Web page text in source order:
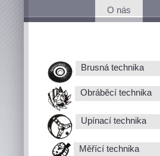
O nás
Brusná technika
Obráběcí technika
Upínací technika
Měřící technika